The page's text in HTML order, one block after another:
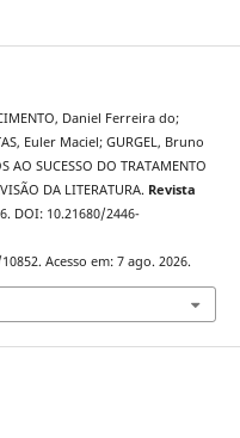
Daniel Ferreira do;
Euler Maciel; GURGEL, Bruno
AO SUCESSO DO TRATAMENTO
DA LITERATURA. Revista
DOI: 10.21680/2446-
Acesso em: 7 ago. 2026.